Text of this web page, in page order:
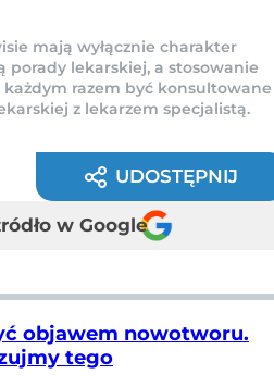
mają wyłącznie charakter
lekarskiej, a stosowanie
razem być konsultowane
z lekarzem specjalistą.
UDOSTĘPNIJ
w Google
objawem nowotworu.
tego